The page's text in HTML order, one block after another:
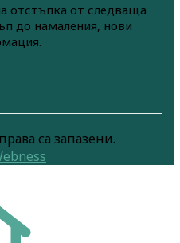
отстъпка от следваща
до намаления, нови
са запазени.